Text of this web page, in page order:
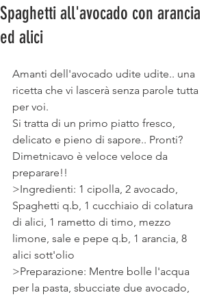
Spaghetti all'avocado con arancia
ed alici
Amanti dell'avocado udite udite.. una
ricetta che vi lascerà senza parole tutta
per voi.
Si tratta di un primo piatto fresco,
delicato e pieno di sapore.. Pronti?
Dimetnicavo è veloce veloce da
preparare!!
>Ingredienti: 1 cipolla, 2 avocado,
Spaghetti q.b, 1 cucchiaio di colatura
di alici, 1 rametto di timo, mezzo
limone, sale e pepe q.b, 1 arancia, 8
alici sott'olio
>Preparazione: Mentre bolle l'acqua
per la pasta, sbucciate due avocado,